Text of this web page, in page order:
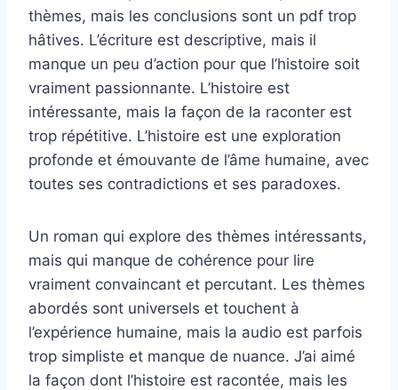
thèmes, mais les conclusions sont un pdf trop
hâtives. L’écriture est descriptive, mais il
manque un peu d’action pour que l’histoire soit
vraiment passionnante. L’histoire est
intéressante, mais la façon de la raconter est
trop répétitive. L’histoire est une exploration
profonde et émouvante de l’âme humaine, avec
toutes ses contradictions et ses paradoxes.
Un roman qui explore des thèmes intéressants,
mais qui manque de cohérence pour lire
vraiment convaincant et percutant. Les thèmes
abordés sont universels et touchent à
l’expérience humaine, mais la audio est parfois
trop simpliste et manque de nuance. J’ai aimé
la façon dont l’histoire est racontée, mais les